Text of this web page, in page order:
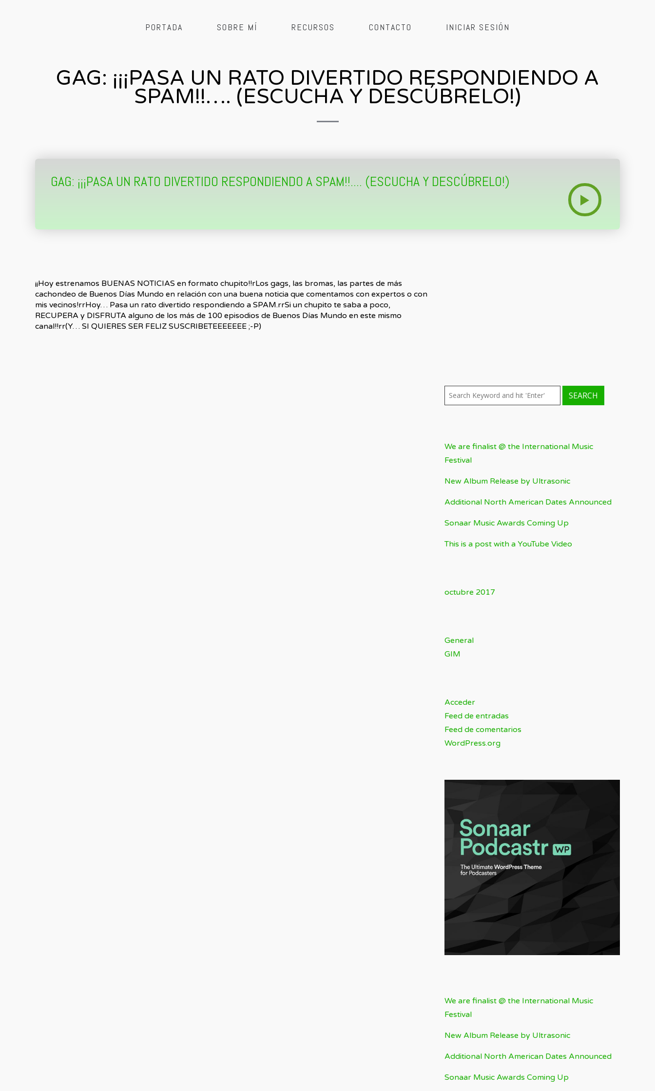
PORTADA SOBRE MÍ RECURSOS CONTACTO INICIAR SESIÓN
GAG: ¡¡¡PASA UN RATO DIVERTIDO RESPONDIENDO A
SPAM!!…. (ESCUCHA Y DESCÚBRELO!)
GAG: ¡¡¡PASA UN RATO DIVERTIDO RESPONDIENDO A SPAM!!.... (ESCUCHA Y DESCÚBRELO!)
¡¡Hoy estrenamos BUENAS NOTICIAS en formato chupito!!rLos gags, las bromas, las partes de más
cachondeo de Buenos Días Mundo en relación con una buena noticia que comentamos con expertos o con
mis vecinos!rrHoy… Pasa un rato divertido respondiendo a SPAM.rrSi un chupito te saba a poco,
RECUPERA y DISFRUTA alguno de los más de 100 episodios de Buenos Días Mundo en este mismo
canal!!rr(Y… SI QUIERES SER FELIZ SUSCRIBETEEEEEEE ;-P)
We are finalist @ the International Music
Festival
New Album Release by Ultrasonic
Additional North American Dates Announced
Sonaar Music Awards Coming Up
This is a post with a YouTube Video
octubre 2017
General
GIM
Acceder
Feed de entradas
Feed de comentarios
WordPress.org
We are finalist @ the International Music
Festival
New Album Release by Ultrasonic
Additional North American Dates Announced
Sonaar Music Awards Coming Up